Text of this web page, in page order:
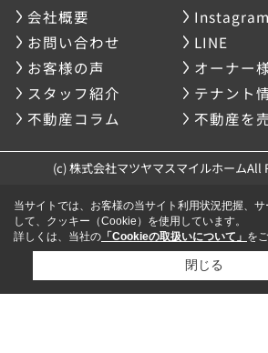
会社概要
Instagram
お問い合わせ
LINE
お客様の声
オーナー
スタッフ紹介
テナント
不動産コラム
不動産を
(c) 株式会社マツヤマスマイルホームAll
当サイトでは、お客様の当サイト利用状況把握、
して、クッキー（Cookie）を使用しています。
詳しくは、当社の 「Cookieの取扱いについて」 を
閉じる